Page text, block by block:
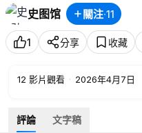
·第三集·延伸拓展·上【明
史图馆 關注·11
1 分享 收藏
12 影片觀看 · 2026年4月7日
評論 文字稿